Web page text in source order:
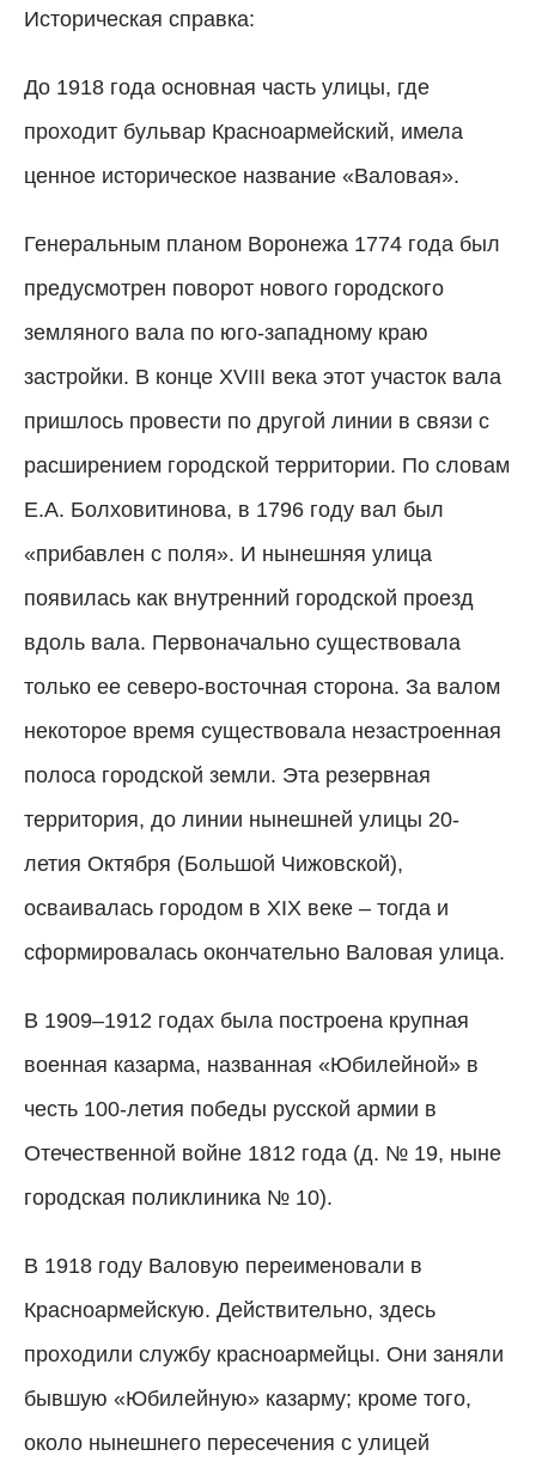
Историческая справка:
До 1918 года основная часть улицы, где
проходит бульвар Красноармейский, имела
ценное историческое название «Валовая».
Генеральным планом Воронежа 1774 года был
предусмотрен поворот нового городского
земляного вала по юго-западному краю
застройки. В конце XVIII века этот участок вала
пришлось провести по другой линии в связи с
расширением городской территории. По словам
Е.А. Болховитинова, в 1796 году вал был
«прибавлен с поля». И нынешняя улица
появилась как внутренний городской проезд
вдоль вала. Первоначально существовала
только ее северо-восточная сторона. За валом
некоторое время существовала незастроенная
полоса городской земли. Эта резервная
территория, до линии нынешней улицы 20-
летия Октября (Большой Чижовской),
осваивалась городом в XIX веке – тогда и
сформировалась окончательно Валовая улица.
В 1909–1912 годах была построена крупная
военная казарма, названная «Юбилейной» в
честь 100-летия победы русской армии в
Отечественной войне 1812 года (д. № 19, ныне
городская поликлиника № 10).
В 1918 году Валовую переименовали в
Красноармейскую. Действительно, здесь
проходили службу красноармейцы. Они заняли
бывшую «Юбилейную» казарму; кроме того,
около нынешнего пересечения с улицей